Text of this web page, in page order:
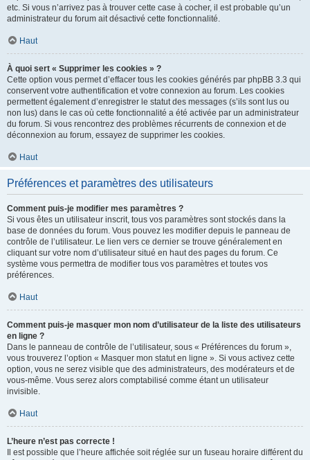
etc. Si vous n’arrivez pas à trouver cette case à cocher, il est probable qu’un
administrateur du forum ait désactivé cette fonctionnalité.
Haut
À quoi sert « Supprimer les cookies » ?
Cette option vous permet d’effacer tous les cookies générés par phpBB 3.3 qui
conservent votre authentification et votre connexion au forum. Les cookies
permettent également d’enregistrer le statut des messages (s’ils sont lus ou
non lus) dans le cas où cette fonctionnalité a été activée par un administrateur
du forum. Si vous rencontrez des problèmes récurrents de connexion et de
déconnexion au forum, essayez de supprimer les cookies.
Haut
Préférences et paramètres des utilisateurs
Comment puis-je modifier mes paramètres ?
Si vous êtes un utilisateur inscrit, tous vos paramètres sont stockés dans la
base de données du forum. Vous pouvez les modifier depuis le panneau de
contrôle de l’utilisateur. Le lien vers ce dernier se trouve généralement en
cliquant sur votre nom d’utilisateur situé en haut des pages du forum. Ce
système vous permettra de modifier tous vos paramètres et toutes vos
préférences.
Haut
Comment puis-je masquer mon nom d’utilisateur de la liste des utilisateurs
en ligne ?
Dans le panneau de contrôle de l’utilisateur, sous « Préférences du forum »,
vous trouverez l’option « Masquer mon statut en ligne ». Si vous activez cette
option, vous ne serez visible que des administrateurs, des modérateurs et de
vous-même. Vous serez alors comptabilisé comme étant un utilisateur
invisible.
Haut
L’heure n’est pas correcte !
Il est possible que l’heure affichée soit réglée sur un fuseau horaire différent du